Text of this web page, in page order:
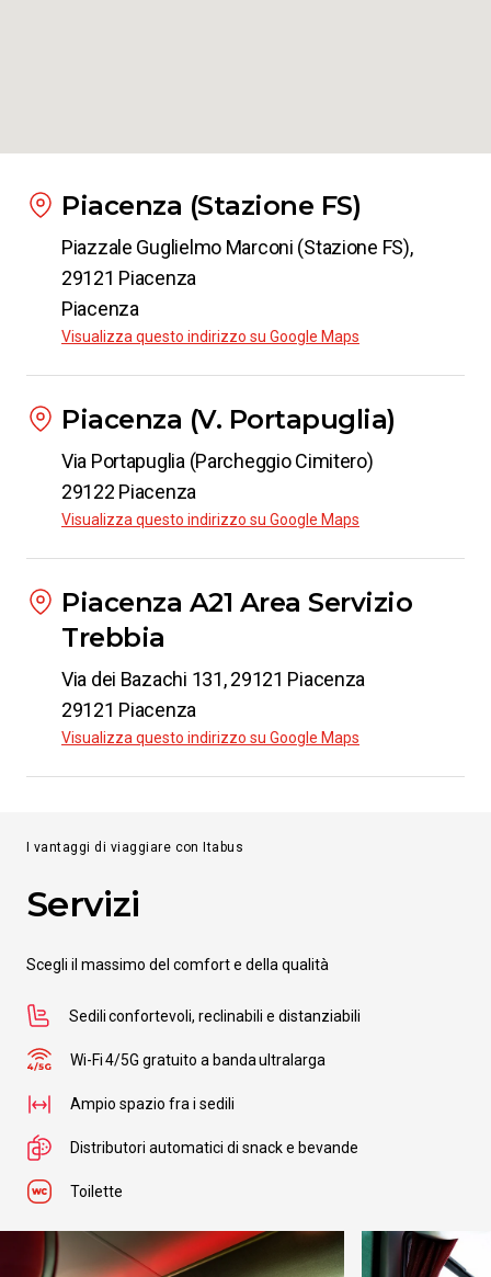
Piacenza (Stazione FS)
Piazzale Guglielmo Marconi (Stazione FS),
29121 Piacenza
Piacenza
Visualizza questo indirizzo su Google Maps
Piacenza (V. Portapuglia)
Via Portapuglia (Parcheggio Cimitero)
29122 Piacenza
Visualizza questo indirizzo su Google Maps
Piacenza A21 Area Servizio
Trebbia
Via dei Bazachi 131, 29121 Piacenza
29121 Piacenza
Visualizza questo indirizzo su Google Maps
I vantaggi di viaggiare con Itabus
Servizi
Scegli il massimo del comfort e della qualità
Sedili confortevoli, reclinabili e distanziabili
Wi-Fi 4/5G gratuito a banda ultralarga
Ampio spazio fra i sedili
Distributori automatici di snack e bevande
Toilette